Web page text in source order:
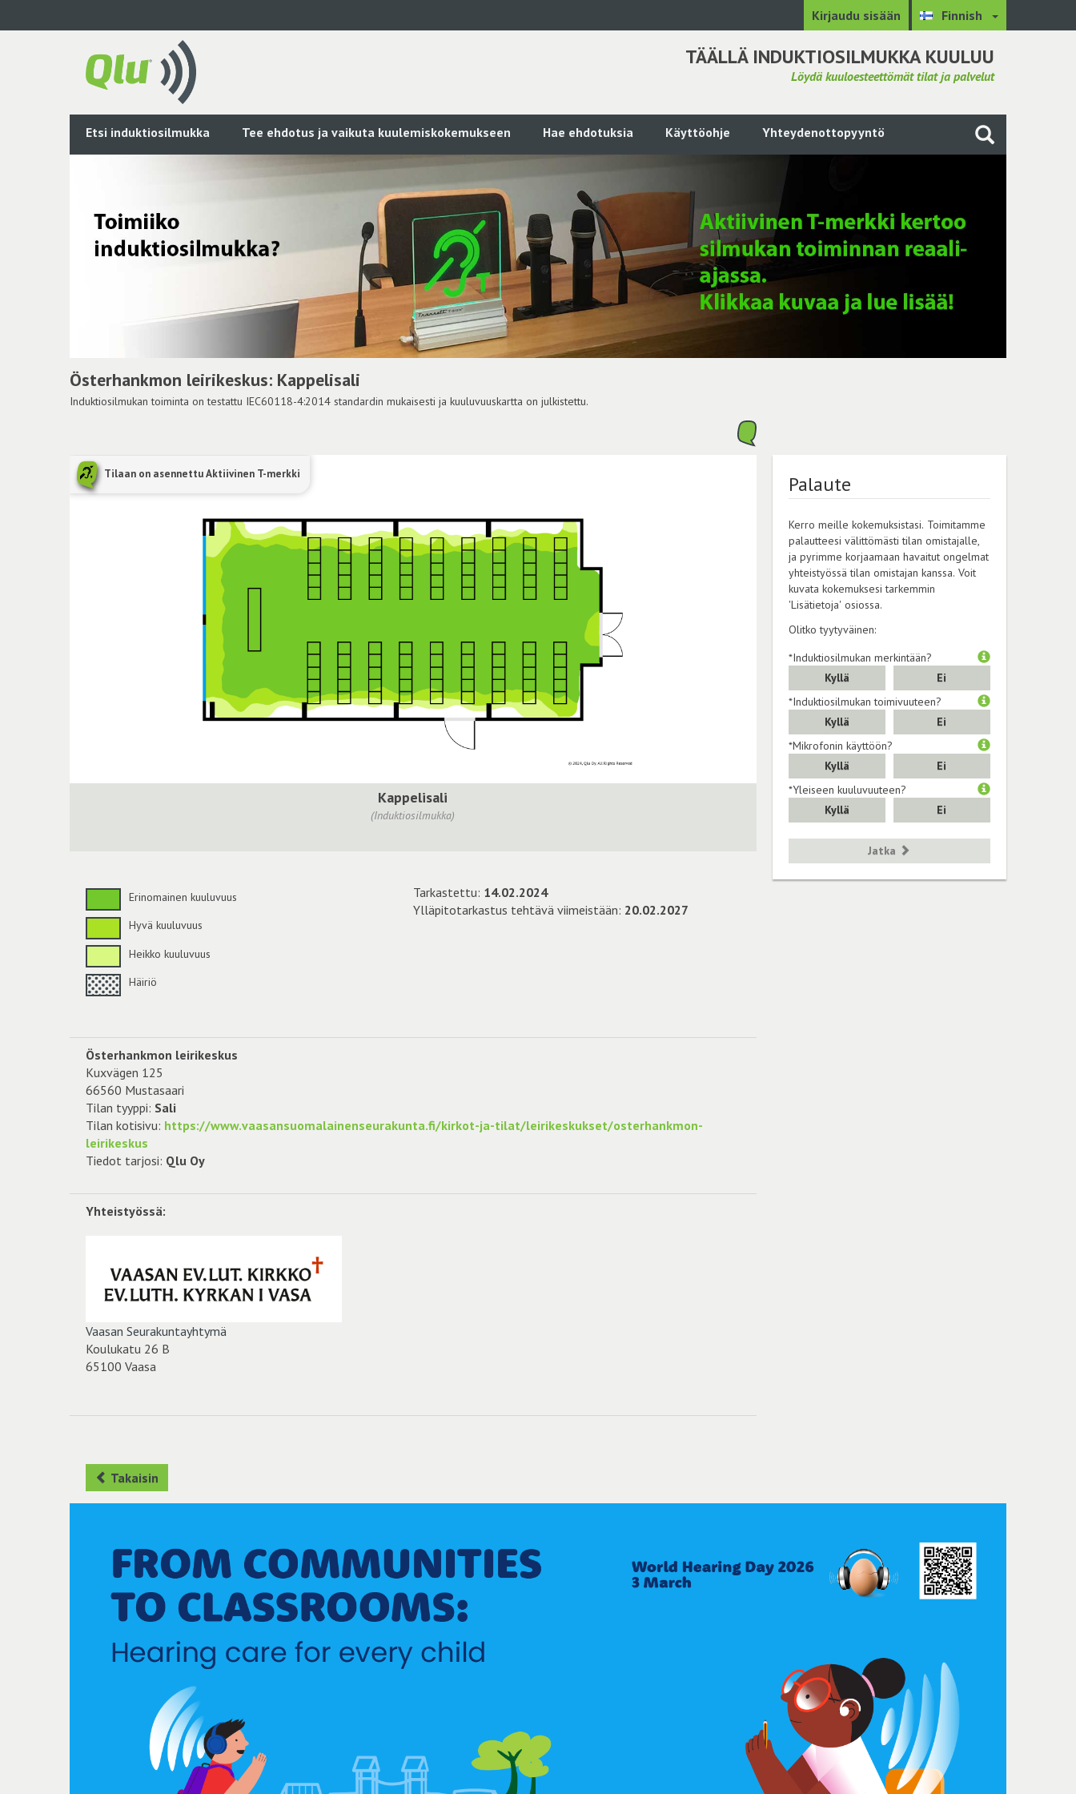
Kirjaudu sisään Finnish
TÄÄLLÄ INDUKTIOSILMUKKA KUULUU
Löydä kuuloesteettömät tilat ja palvelut
Etsi induktiosilmukka Tee ehdotus ja vaikuta kuulemiskokemukseen Hae ehdotuksia Käyttöohje Yhteydenottopyyntö
Österhankmon leirikeskus: Kappelisali
Induktiosilmukan toiminta on testattu IEC60118-4:2014 standardin mukaisesti ja kuuluvuuskartta on julkistettu.
Tilaan on asennettu Aktiivinen T-merkki
Kappelisali
(Induktiosilmukka)
Erinomainen kuuluvuus
Hyvä kuuluvuus
Heikko kuuluvuus
Häiriö
Tarkastettu: 14.02.2024
Ylläpitotarkastus tehtävä viimeistään: 20.02.2027
Österhankmon leirikeskus
Kuxvägen 125
66560 Mustasaari
Tilan tyyppi: Sali
Tilan kotisivu: https://www.vaasansuomalainenseurakunta.fi/kirkot-ja-tilat/leirikeskukset/osterhankmon-
leirikeskus
Tiedot tarjosi: Qlu Oy
Yhteistyössä:
Vaasan Seurakuntayhtymä
Koulukatu 26 B
65100 Vaasa
Palaute
Kerro meille kokemuksistasi. Toimitamme
palautteesi välittömästi tilan omistajalle,
ja pyrimme korjaamaan havaitut ongelmat
yhteistyössä tilan omistajan kanssa. Voit
kuvata kokemuksesi tarkemmin
'Lisätietoja' osiossa.
Olitko tyytyväinen:
*Induktiosilmukan merkintään?
Kyllä
Ei
*Induktiosilmukan toimivuuteen?
Kyllä
Ei
*Mikrofonin käyttöön?
Kyllä
Ei
*Yleiseen kuuluvuuteen?
Kyllä
Ei
Jatka
Takaisin